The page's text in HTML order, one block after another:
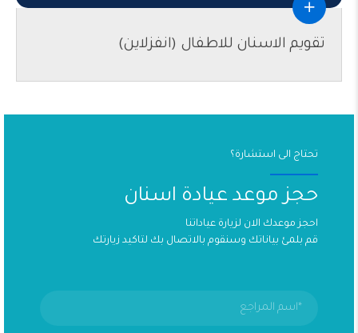
تقويم الاسنان للاطفال (انفزلاين)
تحتاج الى استشارة؟
حجز موعد عيادة اسنان
احجز موعدك الان لزيارة عياداتنا
قم بلمئ بياناتك وسنقوم بالاتصال بك لتاكيد زيارتك